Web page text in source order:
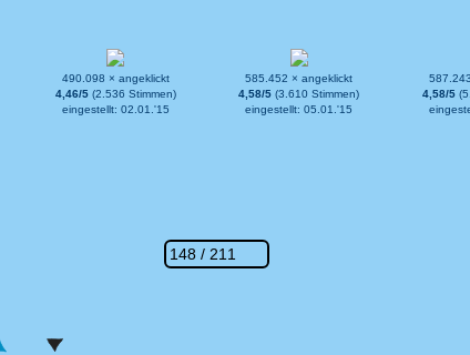
490.098 × angeklickt
4,46/5(2.536 Stimmen)
eingestellt: 02.01.'15
585.452 × angeklickt
4,58/5 (3.610 Stimmen)
eingestellt: 05.01.'15
4,58/5